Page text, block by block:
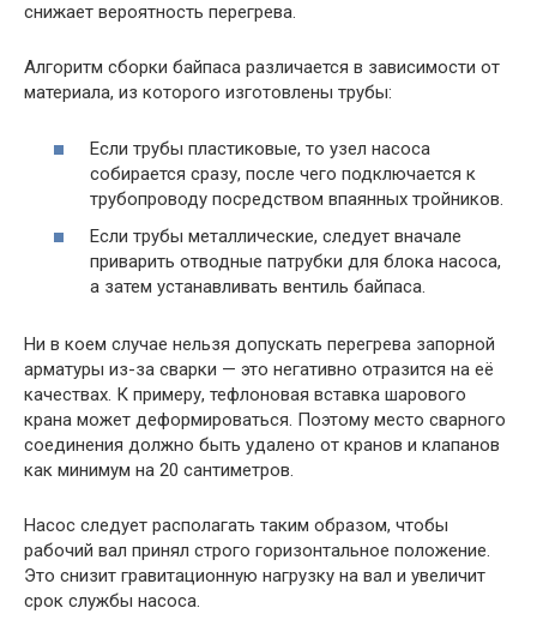
снижает вероятность перегрева.
Алгоритм сборки байпаса различается в зависимости от
материала, из которого изготовлены трубы:
Если трубы пластиковые, то узел насоса
собирается сразу, после чего подключается к
трубопроводу посредством впаянных тройников.
Если трубы металлические, следует вначале
приварить отводные патрубки для блока насоса,
а затем устанавливать вентиль байпаса.
Ни в коем случае нельзя допускать перегрева запорной
арматуры из-за сварки — это негативно отразится на её
качествах. К примеру, тефлоновая вставка шарового
крана может деформироваться. Поэтому место сварного
соединения должно быть удалено от кранов и клапанов
как минимум на 20 сантиметров.
Насос следует располагать таким образом, чтобы
рабочий вал принял строго горизонтальное положение.
Это снизит гравитационную нагрузку на вал и увеличит
срок службы насоса.